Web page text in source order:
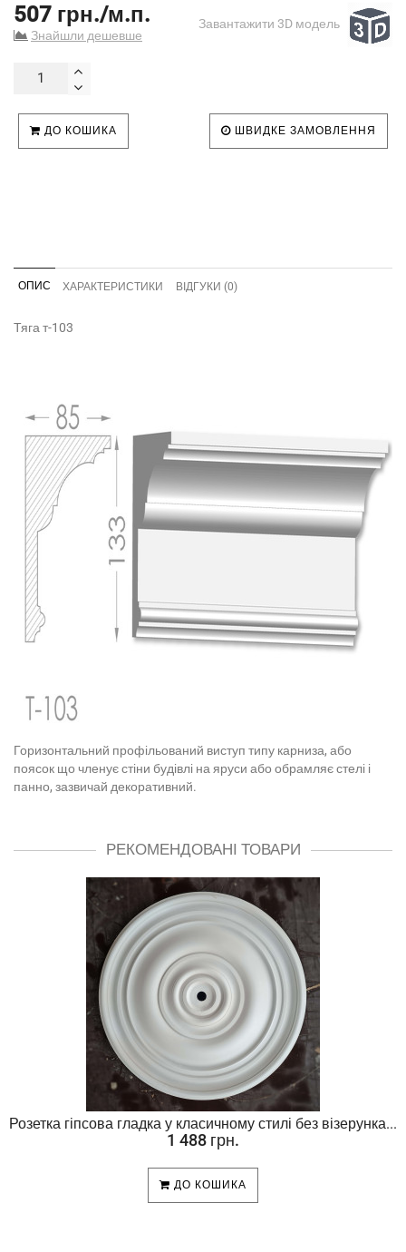
507 грн./м.п.
Знайшли дешевше
Завантажити 3D модель
ДО КОШИКА ШВИДКЕ ЗАМОВЛЕННЯ
ОПИС ХАРАКТЕРИСТИКИ ВІДГУКИ (0)
Тяга т-103
Горизонтальний профільований виступ типу карниза, або
поясок що членує стіни будівлі на яруси або обрамляє стелі і
панно, зазвичай декоративний.
РЕКОМЕНДОВАНІ ТОВАРИ
Розетка гіпсова гладка у класичному стилі без візерунка...
1 488 грн.
ДО КОШИКА